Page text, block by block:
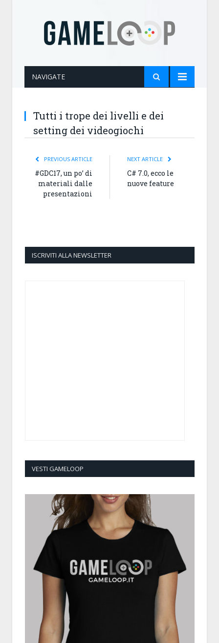
NAVIGATE
Tutti i trope dei livelli e dei
setting dei videogiochi
PREVIOUS ARTICLE
#GDC17, un po’ di
materiali dalle
presentazioni
NEXT ARTICLE
C# 7.0, ecco le
nuove feature
ISCRIVITI ALLA NEWSLETTER
VESTI GAMELOOP